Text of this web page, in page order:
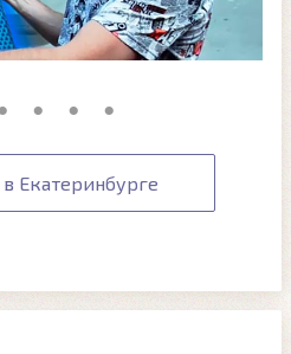
Екатеринбурге